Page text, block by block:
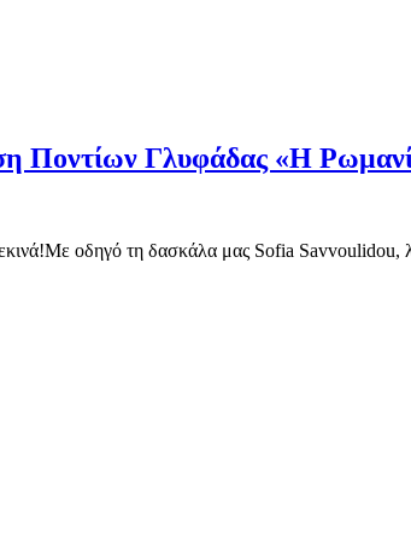
Ποντίων Γλυφάδας «Η
οδηγό τη δασκάλα μας Sofia Savvoulidou,